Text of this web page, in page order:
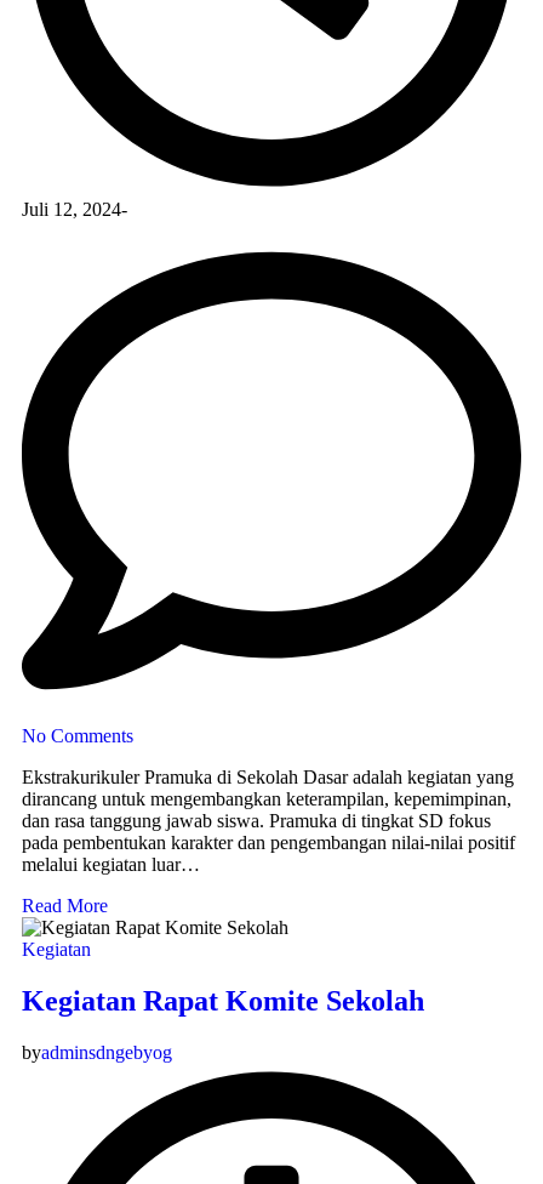
Juli 12, 2024-
No Comments
Ekstrakurikuler Pramuka di Sekolah Dasar adalah kegiatan yang
dirancang untuk mengembangkan keterampilan, kepemimpinan,
dan rasa tanggung jawab siswa. Pramuka di tingkat SD fokus
pada pembentukan karakter dan pengembangan nilai-nilai positif
melalui kegiatan luar…
Read More
Kegiatan
Kegiatan Rapat Komite Sekolah
byadminsdngebyog